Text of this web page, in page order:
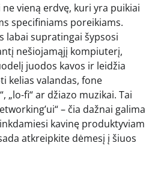
vieną erdvę, kuri yra puikiai
specifiniams poreikiams.
labai supratingai šypsosi
nešiojamąjį kompiuterį,
juodos kavos ir leidžia
kelias valandas, fone
„lo-fi“ ar džiazo muzikai. Tai
– čia dažnai galima
kavinę produktyviam
atkreipkite dėmesį į šiuos